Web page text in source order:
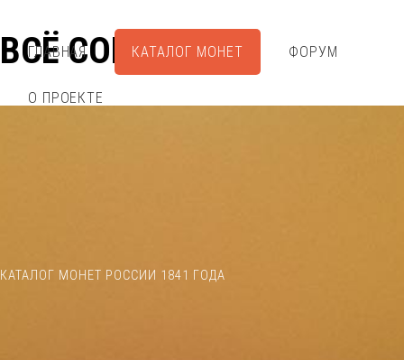
ВСЁ СОБРАЛ
ГЛАВНАЯ КАТАЛОГ МОНЕТ ФОРУМ
О ПРОЕКТЕ
КАТАЛОГ МОНЕТ РОССИИ 1841 ГОДА